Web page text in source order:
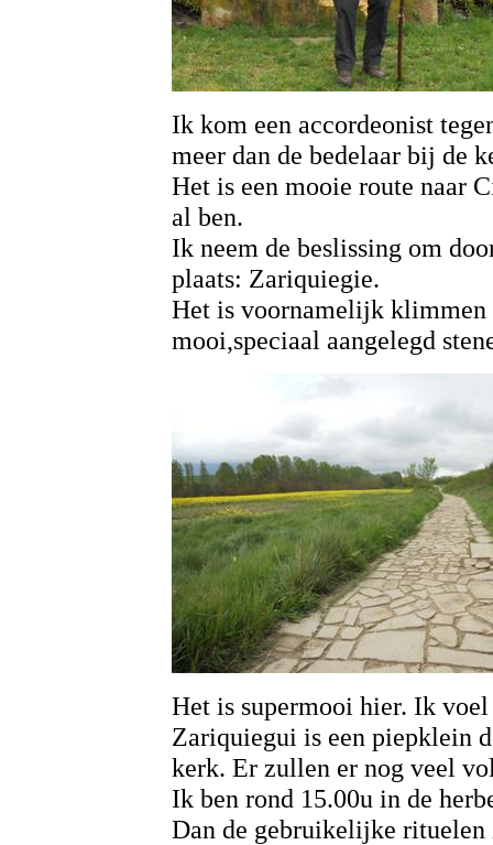
Ik kom een accordeonist
meer dan de bedelaar bij de
Het is een mooie route naar
al ben.
Ik neem de beslissing om
plaats: Zariquiegie.
Het is voornamelijk klimmen
mooi,speciaal aangelegd
Het is supermooi hier. Ik
Zariquiegui is een piepklein
kerk. Er zullen er nog veel
Ik ben rond 15.00u in de
Dan de gebruikelijke